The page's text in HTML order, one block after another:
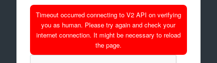
Timeout occurred connecting to V2 API on verifying
you as human. Please try again and check your
internet connection. It might be necessary to reload
the page.